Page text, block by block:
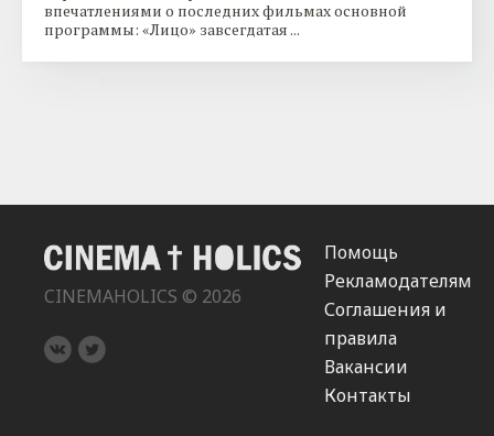
впечатлениями о последних фильмах основной
программы: «Лицо» завсегдатая ...
CINEMAHOLICS © 2026
Помощь
Рекламодателям
Соглашения и
правила
Вакансии
Контакты